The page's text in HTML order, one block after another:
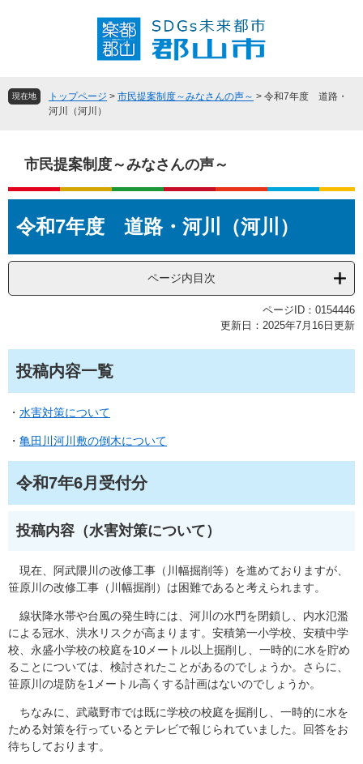
頭
飛
へ
現在地 トップページ > 市民提案制度～みなさんの声～ > 令和7年度 道路・
河川（河川）
市民提案制度～みなさんの声～
文令和7年度 道路・河川（河川）
ページ内目次
ページID：0154446
更新日：2025年7月16日更新
投稿内容一覧
・ 水害対策について
・ 亀田川河川敷の倒木について​
令和7年6月受付分
投稿内容（水害対策について）
現在、阿武隈川の改修工事（川幅掘削等）を進めておりますが、
笹原川の改修工事（川幅掘削）は困難であると考えられます。
線状降水帯や台風の発生時には、河川の水門を閉鎖し、内水氾濫
による冠水、洪水リスクが高まります。安積第一小学校、安積中学
校、永盛小学校の校庭を10メートル以上掘削し、一時的に水を貯め
ることについては、検討されたことがあるのでしょうか。さらに、
笹原川の堤防を1メートル高くする計画はないのでしょうか。
ちなみに、武蔵野市では既に学校の校庭を掘削し、一時的に水を
ためる対策を行っているとテレビで報じられていました。回答をお
待ちしております。